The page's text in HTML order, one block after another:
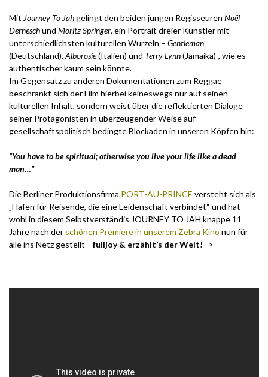
Mit Journey To Jahgelingt den beiden jungen Regisseuren Noël
Derneschund Moritz Springer, ein Portrait dreier Künstler mit
unterschiedlichsten kulturellen Wurzeln – Gentleman
(Deutschland), Alborosie(Italien) und Terry Lynn(Jamaika)-, wie es
authentischer kaum sein könnte.
Im Gegensatz zu anderen Dokumentationen zum Reggae
beschränkt sich der Film hierbei keineswegs nur auf seinen
kulturellen Inhalt, sondern weist über die reflektierten Dialoge
seiner Protagonisten in überzeugender Weise auf
gesellschaftspolitisch bedingte Blockaden in unseren Köpfen hin:
“You have to be spiritual; otherwise you live your life like a dead
man…”
Die Berliner Produktionsfirma PORT-AU-PRINCE versteht sich als
„Hafen für Reisende, die eine Leidenschaft verbindet“ und hat
wohl in diesem Selbstverständis JOURNEY TO JAH knappe 11
Jahre nach der schönen Premiere in unserem Zebra Kino nun für
alle ins Netz gestellt –fulljoy & erzählt’s der Welt! –>